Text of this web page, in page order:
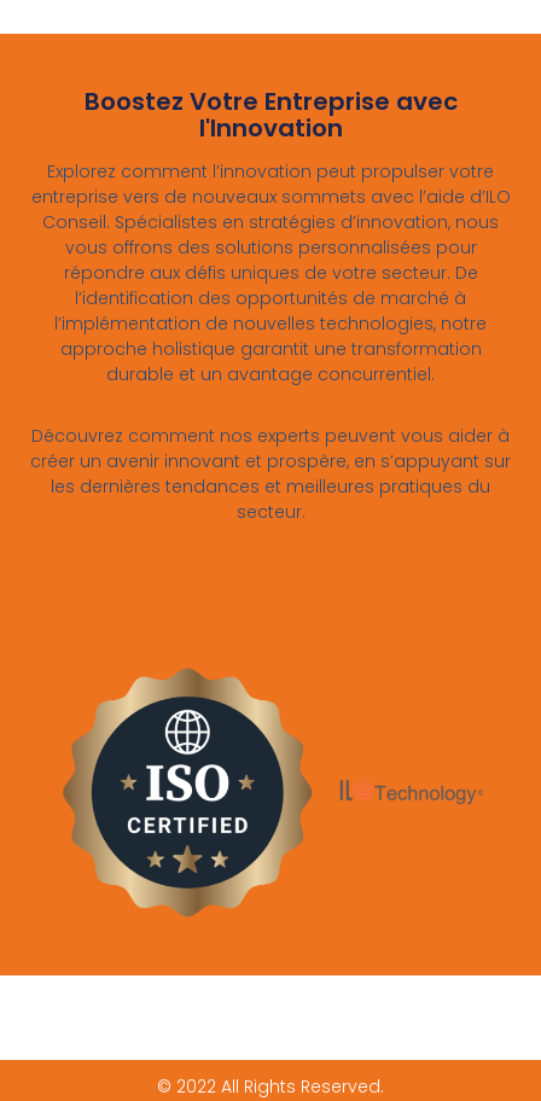
Boostez Votre Entreprise avec
l'Innovation
Explorez comment l’innovation peut propulser votre
entreprise vers de nouveaux sommets avec l’aide d’ILO
Conseil. Spécialistes en stratégies d’innovation, nous
vous offrons des solutions personnalisées pour
répondre aux défis uniques de votre secteur. De
l’identification des opportunités de marché à
l’implémentation de nouvelles technologies, notre
approche holistique garantit une transformation
durable et un avantage concurrentiel.
Découvrez comment nos experts peuvent vous aider à
créer un avenir innovant et prospère, en s’appuyant sur
les dernières tendances et meilleures pratiques du
secteur.
© 2022 All Rights Reserved.